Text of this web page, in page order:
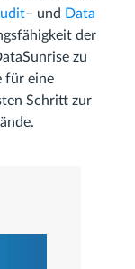
– und Data
der
zu
für eine
Schritt zur